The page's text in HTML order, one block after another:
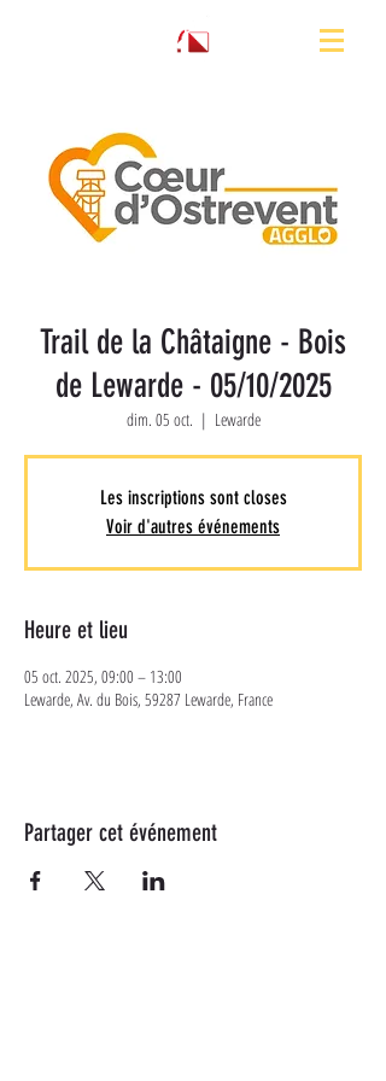
Trail de la Châtaigne - Bois
de Lewarde - 05/10/2025
dim. 05 oct.
  |
Lewarde
Les inscriptions sont closes
Voir d'autres événements
Heure et lieu
05 oct. 2025, 09:00 – 13:00
Lewarde, Av. du Bois, 59287 Lewarde, France
Partager cet événement